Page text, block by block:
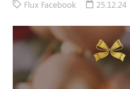
Flux Facebook 25.12.24